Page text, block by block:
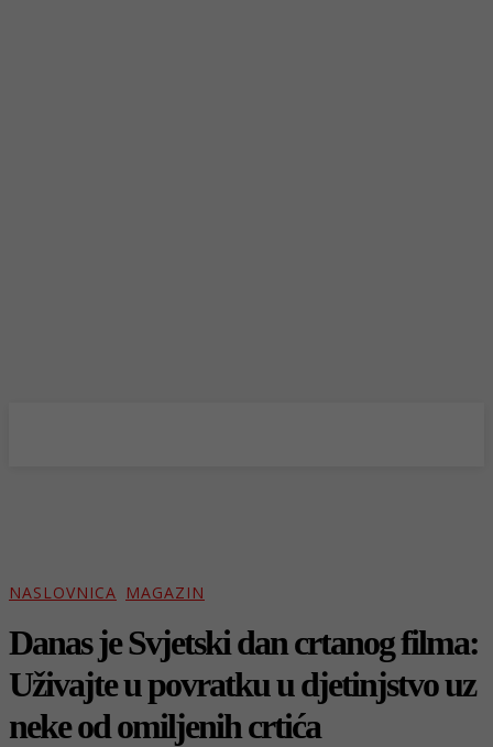
NASLOVNICA MAGAZIN
Danas je Svjetski dan crtanog filma:
Uživajte u povratku u djetinjstvo uz
neke od omiljenih crtića